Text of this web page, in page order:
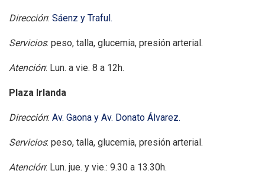
Dirección: Sáenz y Traful.
Servicios: peso, talla, glucemia, presión arterial.
Atención: Lun. a vie. 8 a 12h.
Plaza Irlanda
Dirección: Av. Gaona y Av. Donato Álvarez.
Servicios: peso, talla, glucemia, presión arterial.
Atención: Lun. jue. y vie.: 9.30 a 13.30h.